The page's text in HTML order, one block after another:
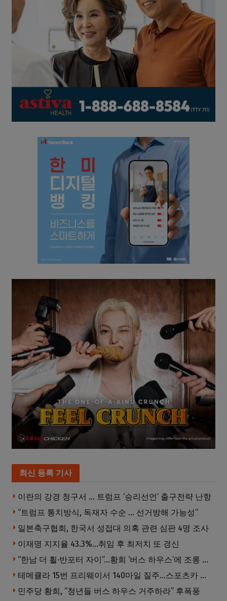
최신 등록 기사
이란의 강경 청구서 … 트럼프 ‘승리선언’ 출구전략 난항
“트럼프 통치방식, 독재자 수순 … 선거방해 가능성”
일본축구협회, 한국서 성접대 의혹 관련 심판 4명 조사
이재명 지지율 43.3%…취임 후 최저치 또 경신
“한남 더 휠·반포터 자이”…황희 ‘버스 하우스’에 조롱 쏟아져
테메큘라 15번 프리웨이서 140마일 질주…스포츠카 압수
민주당 황희, “청년들 버스 하우스 거주하라” 후폭풍